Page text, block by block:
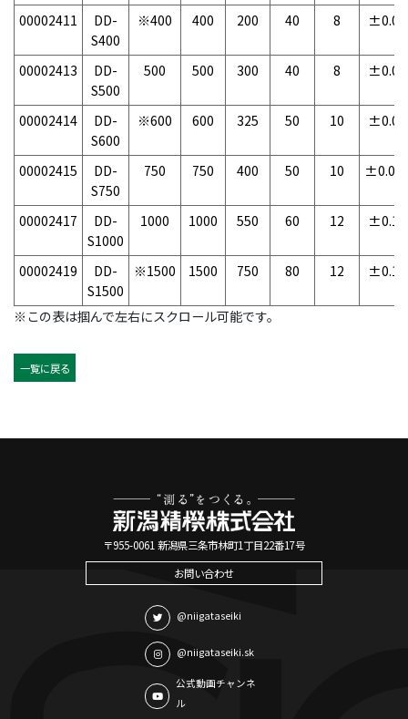
00002411
DD-
S400
※400 400 200 40 8 ±0.06
00002413
DD-
S500
500 500 300 40 8 ±0.07
00002414
DD-
S600
※600 600 325 50 10 ±0.08
00002415
DD-
S750
750 750 400 50 10
00002417
DD-
S1000
1000 1000 550 60 12 ±0.12
00002419
DD-
S1500
※1500 1500 750 80 12 ±0.17
※この表は掴んで左右にスクロール可能です。
一覧に戻る
〒955-0061 新潟県三条市林町1丁目22番17号
お問い合わせ
@niigataseiki
@niigataseiki.sk
公式動画チャンネ
ル